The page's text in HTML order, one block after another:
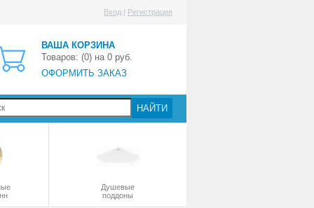
Вход | Регистрация
ВАША КОРЗИНА
Товаров: (0) на 0 руб.
ОФОРМИТЬ ЗАКАЗ
НАЙТИ
Душевые
поддоны